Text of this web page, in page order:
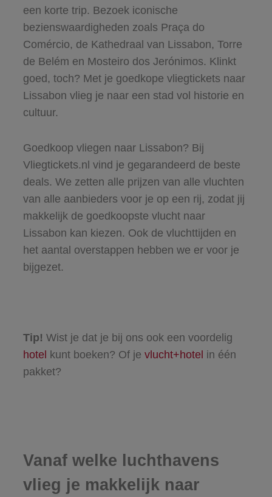
een korte trip. Bezoek iconische
bezienswaardigheden zoals Praça do
Comércio, de Kathedraal van Lissabon, Torre
de Belém en Mosteiro dos Jerónimos. Klinkt
goed, toch? Met je goedkope vliegtickets naar
Lissabon vlieg je naar een stad vol historie en
cultuur.
Goedkoop vliegen naar Lissabon? Bij
Vliegtickets.nl vind je gegarandeerd de beste
deals. We zetten alle prijzen van alle vluchten
van alle aanbieders voor je op een rij, zodat jij
makkelijk de goedkoopste vlucht naar
Lissabon kan kiezen. Ook de vluchttijden en
het aantal overstappen hebben we er voor je
bijgezet.
Tip! Wist je dat je bij ons ook een voordelig
hotel kunt boeken? Of je vlucht+hotel in één
pakket?
Vanaf welke luchthavens
vlieg je makkelijk naar